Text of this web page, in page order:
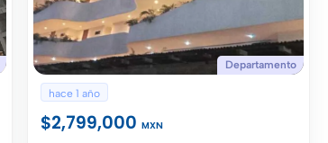
Departamento
hace 1 año
$2,799,000MXN